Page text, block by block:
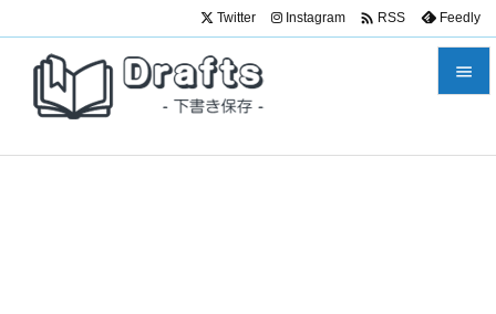

Twitter Instagram  RSS Feedly